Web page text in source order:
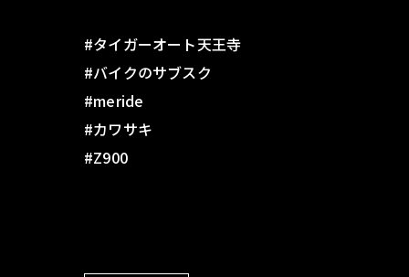
#タイガーオート天王寺
#バイクのサブスク
#meride
#カワサキ
#Z900